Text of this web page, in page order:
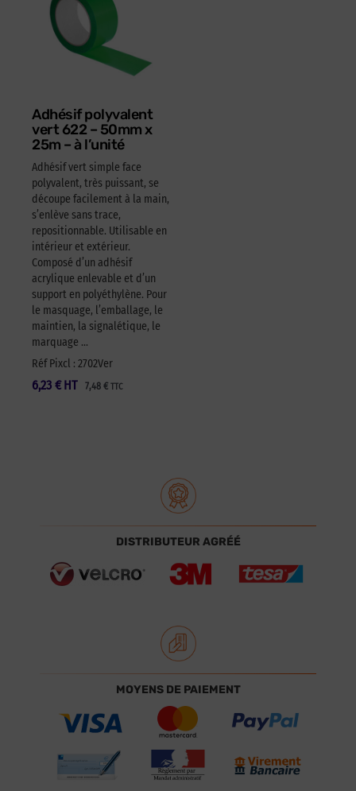
Adhésif polyvalent
vert 622 – 50mm x
25m – à l’unité
Adhésif vert simple face
polyvalent, très puissant, se
découpe facilement à la main,
s’enlève sans trace,
repositionnable. Utilisable en
intérieur et extérieur.
Composé d’un adhésif
acrylique enlevable et d’un
support en polyéthylène. Pour
le masquage, l’emballage, le
maintien, la signalétique, le
marquage …
Réf Pixcl : 2702Ver
6,23 € 7,48 € TTC
HT
DISTRIBUTEUR AGRÉÉ
MOYENS DE PAIEMENT